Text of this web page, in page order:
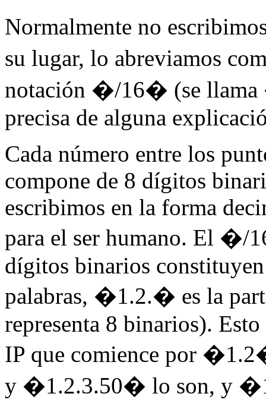
Normalmente no
su lugar, lo abreviamos
notación �/16� (se llama
precisa de alguna
Cada número entre los
compone de 8 dígitos
escribimos en la forma
para el ser humano. El �/
dígitos binarios
palabras, �1.2.� es la
representa 8 binarios).
IP que comience por
y �1.2.3.50� lo son, y